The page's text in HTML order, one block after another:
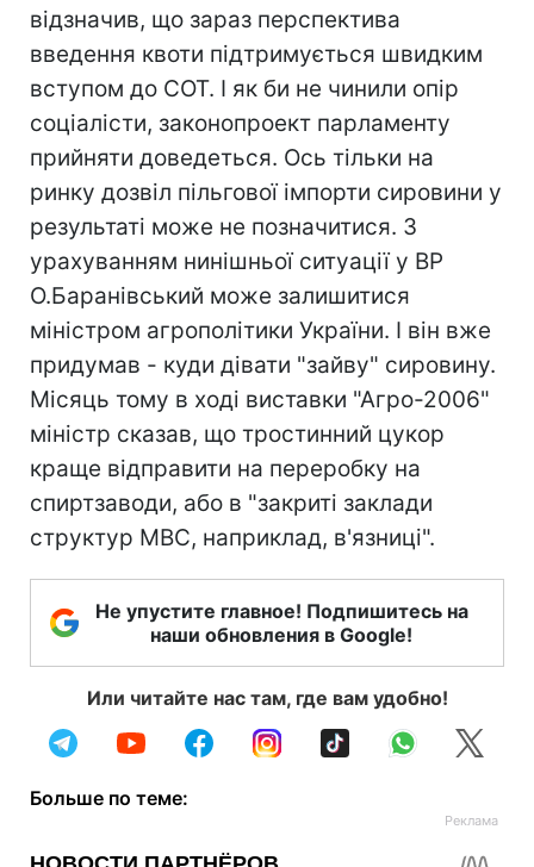
відзначив, що зараз перспектива
введення квоти підтримується швидким
вступом до СОТ. І як би не чинили опір
соціалісти, законопроект парламенту
прийняти доведеться. Ось тільки на
ринку дозвіл пільгової імпорти сировини у
результаті може не позначитися. З
урахуванням нинішньої ситуації у ВР
О.Баранівський може залишитися
міністром агрополітики України. І він вже
придумав - куди дівати "зайву" сировину.
Місяць тому в ході виставки "Агро-2006"
міністр сказав, що тростинний цукор
краще відправити на переробку на
спиртзаводи, або в "закриті заклади
структур МВС, наприклад, в'язниці".
Не упустите главное! Подпишитесь на
наши обновления в Google!
Или читайте нас там, где вам удобно!
Больше по теме: